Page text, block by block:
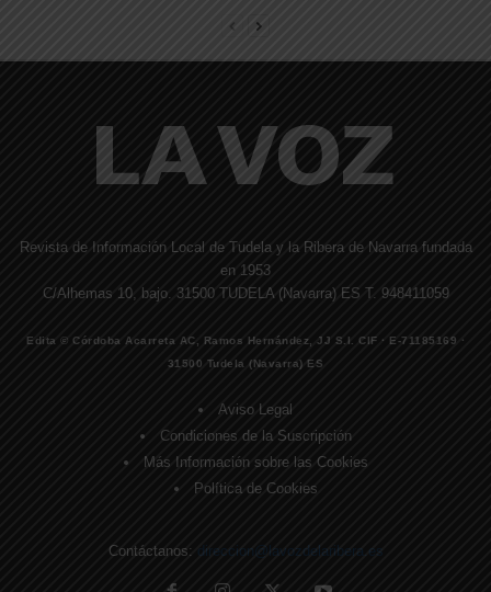
Revista de Información Local de Tudela y la Ribera de Navarra fundada
en 1953
C/Alhemas 10, bajo. 31500 TUDELA (Navarra) ES T. 948411059
Edita © Córdoba Acarreta AC, Ramos Hernández, JJ S.I. CIF · E-71185169 ·
31500 Tudela (Navarra) ES
Aviso Legal
Condiciones de la Suscripción
Más Información sobre las Cookies
Política de Cookies
Contáctanos: direccion@lavozdelaribera.es